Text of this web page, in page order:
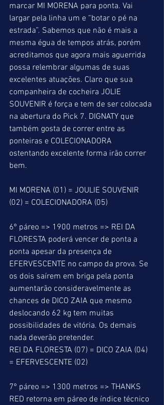
marcar MI MORENA para ponta. Vai
largar pela linha um e “botar o pé na
estrada”. Sabemos que não é mais a
mesma égua de tempos atrás, porém
acreditamos que agora mais aguerrida
possa relembrar algumas de suas
excelentes atuações. Claro que sua
companheira de cocheira JOLIE
SOUVENIR é força e tem de ser colocada
na abertura do Pick 7. DIGNATY que
também gosta de correr entre as
ponteiras e COLECIONADORA
ostentando excelente forma irão correr
bem.
MI MORENA (01) = JOULIE SOUVENIR
(02) = COLECIONADORA (05)
6º páreo => 1900 metros => REI DA
FLORESTA poderá vencer de ponta a
ponta apesar da presença de
EFERVESCENTE no campo da prova. Se
os dois saírem em briga pela ponta
aumentarão consideravelmente as
chances de DICO ZAIA que mesmo
deslocando 62 kg tem muitas
possibilidades de vitória. Os demais
nada deverão pretender.
REI DA FLORESTA (07) = DICO ZAIA (04)
= EFERVESCENTE (02)
7º páreo => 1300 metros => THANKS
RED retorna em páreo de índice técnico